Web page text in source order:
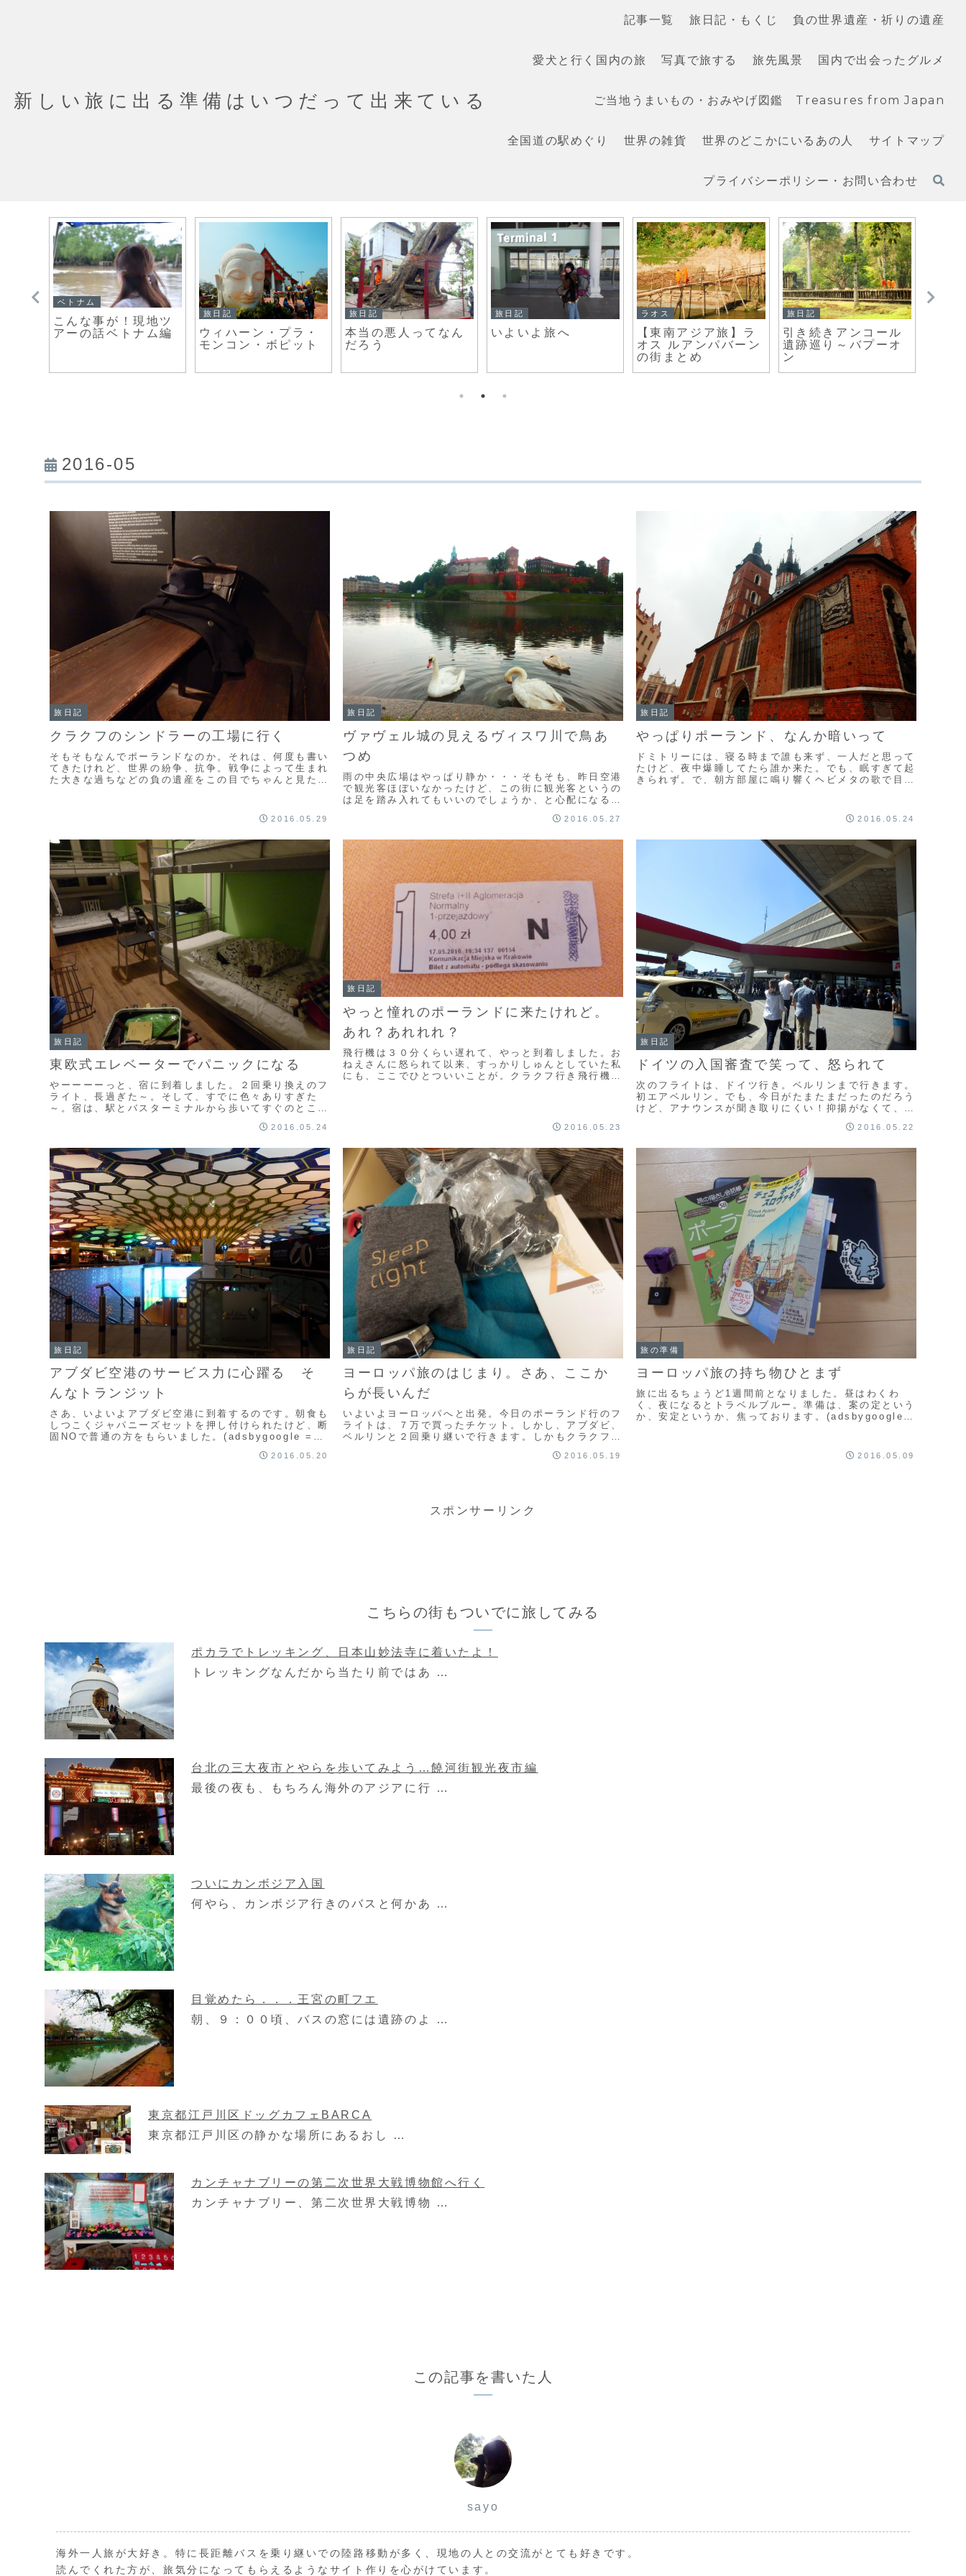
新しい旅に出る準備はいつだって出来ている
記事一覧 旅日記・もくじ 負の世界遺産・祈りの遺産
愛犬と行く国内の旅 写真で旅する 旅先風景 国内で出会ったグルメ
ご当地うまいもの・おみやげ図鑑 Treasures from Japan
全国道の駅めぐり 世界の雑貨 世界のどこかにいるあの人 サイトマップ
プライバシーポリシー・お問い合わせ
ベトナム
こんな事が！現地ツ
アーの話ベトナム編
旅日記
ウィハーン・プラ・
モンコン・ボピット
旅日記
本当の悪人ってなん
だろう
旅日記
いよいよ旅へ
ラオス
【東南アジア旅】ラ
オス ルアンパバーン
の街まとめ
旅日記
引き続きアンコール
遺跡巡り～バプーオ
ン
2016-05
旅日記
クラクフのシンドラーの工場に行く
そもそもなんでポーランドなのか。それは、何度も書い
てきたけれど、世界の紛争、抗争。戦争によって生まれ
た大きな過ちなどの負の遺産をこの目でちゃんと見た
2016.05.29
旅日記
ヴァヴェル城の見えるヴィスワ川で鳥あ
つめ
雨の中央広場はやっぱり静か・・・そもそも、昨日空港
で観光客ほぼいなかったけど、この街に観光客というの
は足を踏み入れてもいいのでしょうか、と心配になるレ
2016.05.27
旅日記
やっぱりポーランド、なんか暗いって
ドミトリーには、寝る時まで誰も来ず、一人だと思って
たけど、夜中爆睡してたら誰か来た。でも、眠すぎて起
きられず。で、朝方部屋に鳴り響くヘビメタの歌で目が
2016.05.24
旅日記
東欧式エレベーターでパニックになる
やーーーーっと、宿に到着しました。２回乗り換えのフ
ライト、長過ぎた～。そして、すでに色々ありすぎた
～。宿は、駅とバスターミナルから歩いてすぐのところ
2016.05.24
旅日記
やっと憧れのポーランドに来たけれど。
あれ？あれれれ？
飛行機は３０分くらい遅れて、やっと到着しました。お
ねえさんに怒られて以来、すっかりしゅんとしていた私
にも、ここでひとついいことが。クラクフ行き飛行機
2016.05.23
旅日記
ドイツの入国審査で笑って、怒られて
次のフライトは、ドイツ行き。ベルリンまで行きます。
初エアベルリン。でも、今日がたまたまだったのだろう
けど、アナウンスが聞き取りにくい！抑揚がなくて、早
2016.05.22
旅日記
アブダビ空港のサービス力に心躍る そ
んなトランジット
さあ、いよいよアブダビ空港に到着するのです。朝食も
しつこくジャパニーズセットを押し付けられたけど、断
固NOで普通の方をもらいました。(adsbygoogle =
2016.05.20
旅日記
ヨーロッパ旅のはじまり。さあ、ここか
らが長いんだ
いよいよヨーロッパへと出発。今日のポーランド行のフ
ライトは、７万で買ったチケット。しかし、アブダビ、
ベルリンと２回乗り継いで行きます。しかもクラクフの
2016.05.19
旅の準備
ヨーロッパ旅の持ち物ひとまず
旅に出るちょうど1週間前となりました。昼はわくわ
く、夜になるとトラベルブルー。準備は、案の定という
か、安定というか、焦っております。(adsbygoogle =
2016.05.09
スポンサーリンク
こちらの街もついでに旅してみる
ポカラでトレッキング、日本山妙法寺に着いたよ！
トレッキングなんだから当たり前ではあ …
台北の三大夜市とやらを歩いてみよう…饒河街観光夜市編
最後の夜も、もちろん海外のアジアに行 …
ついにカンボジア入国
何やら、カンボジア行きのバスと何かあ …
目覚めたら．．．王宮の町フエ
朝、９：００頃、バスの窓には遺跡のよ …
東京都江戸川区ドッグカフェBARCA
東京都江戸川区の静かな場所にあるおし …
カンチャナブリーの第二次世界大戦博物館へ行く
カンチャナブリー、第二次世界大戦博物 …
この記事を書いた人
sayo
海外一人旅が大好き。特に長距離バスを乗り継いでの陸路移動が多く、現地の人との交流がとても好きです。
読んでくれた方が、旅気分になってもらえるようなサイト作りを心がけています。